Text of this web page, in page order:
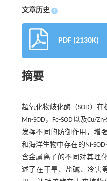
文章历史 +
PDF (2130K)
摘要
超氧化物歧化酶（SOD）
Mn-SOD，Fe-SOD以及Cu/
发挥不同的防御作用，增
和海洋生物中存在的Ni-
含金属离子的不同对其理
述了在干旱、盐碱、冷害